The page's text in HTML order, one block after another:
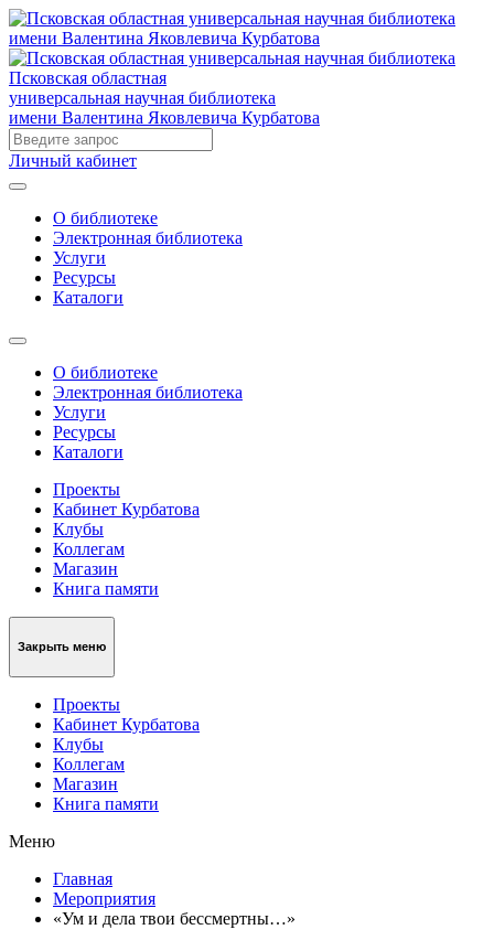
Псковская областная
универсальная научная библиотека
имени Валентина Яковлевича Курбатова
Личный кабинет
О библиотеке
Электронная библиотека
Услуги
Ресурсы
Каталоги
О библиотеке
Электронная библиотека
Услуги
Ресурсы
Каталоги
Проекты
Кабинет Курбатова
Клубы
Коллегам
Магазин
Книга памяти
Закрыть меню
Проекты
Кабинет Курбатова
Клубы
Коллегам
Магазин
Книга памяти
Меню
Главная
Мероприятия
«Ум и дела твои бессмертны…»